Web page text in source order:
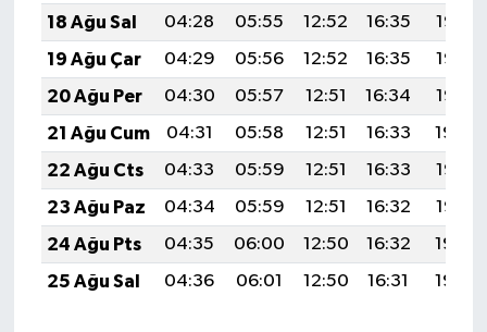
18 Ağu Sal
04:28 05:55 12:52 16:35
19:38
19 Ağu Çar
04:29 05:56 12:52 16:35
19:37
20 Ağu Per
04:30 05:57 12:51 16:34
19:36
21 Ağu Cum
04:31 05:58 12:51 16:33
19:34
22 Ağu Cts
04:33 05:59 12:51 16:33
19:33
23 Ağu Paz
04:34 05:59 12:51 16:32
19:32
24 Ağu Pts
04:35 06:00 12:50 16:32
19:30
25 Ağu Sal
04:36 06:01 12:50 16:31 19:29